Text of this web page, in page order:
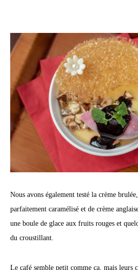
Nous avons également testé la crème
parfaitement caramélisé et de crème
une boule de glace aux fruits rouges et
du croustillant.
Le café semble petit comme ça, mais leurs